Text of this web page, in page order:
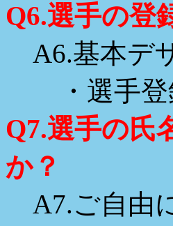
Q6.選手の登
A6.基本デ
・選手登
Q7.選手の氏
か？
A7.ご自由